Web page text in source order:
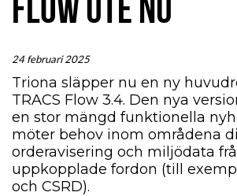
24 februari 2025
Triona släpper nu en ny
TRACS Flow 3.4. Den nya
en stor mängd funktionella
möter behov inom områdena
orderavisering och miljödata
uppkopplade fordon (till
och CSRD).